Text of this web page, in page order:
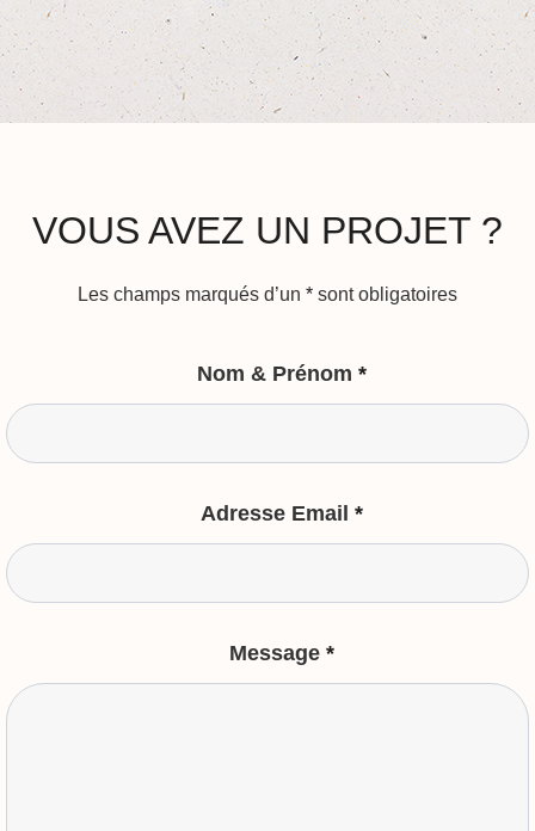
VOUS AVEZ UN PROJET ?
Les champs marqués d’un * sont obligatoires
Nom & Prénom *
Adresse Email *
Message *